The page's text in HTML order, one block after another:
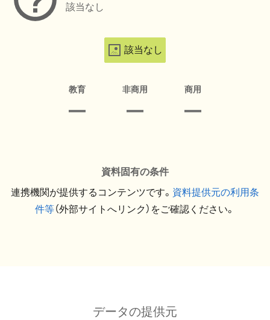
該当なし
該当なし
教育 非商用 商用
資料固有の条件
連携機関が提供するコンテンツです。 資料提供元の利用条
件等（外部サイトへリンク）をご確認ください。
データの提供元